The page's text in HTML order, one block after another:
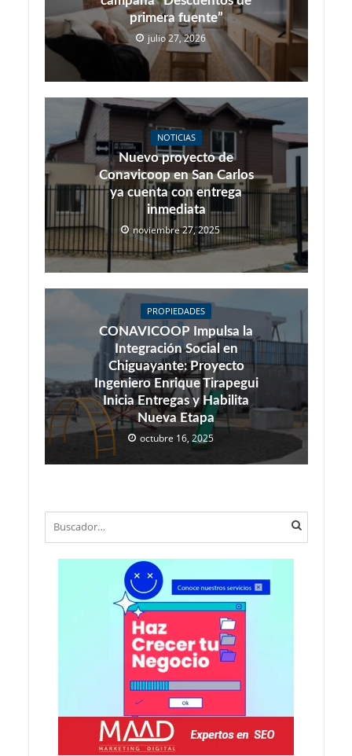
primera fuente”
julio 27, 2026
NOTICIAS
Nuevo proyecto de
Conavicoop en San Carlos
ya cuenta con entrega
inmediata
noviembre 27, 2025
PROPIEDADES
CONAVICOOP Impulsa la
Integración Social en
Chiguayante: Proyecto
Ingeniero Enrique Tirapegui
Inicia Entregas y Habilita
Nueva Etapa
octubre 16, 2025